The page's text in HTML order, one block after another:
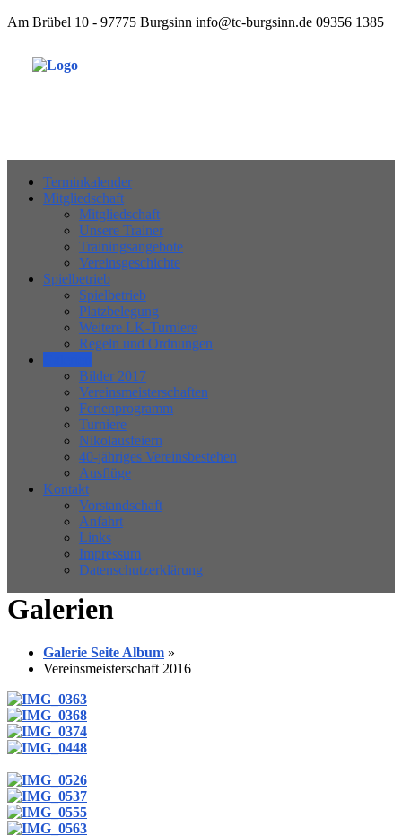
Am Brübel 10 - 97775 Burgsinn info@tc-burgsinn.de 09356 1385
Terminkalender
Mitgliedschaft
Mitgliedschaft
Unsere Trainer
Trainingsangebote
Vereinsgeschichte
Spielbetrieb
Spielbetrieb
Platzbelegung
Weitere LK-Turniere
Regeln und Ordnungen
Bilder 2017
Vereinsmeisterschaften
Ferienprogramm
Turniere
Nikolausfeiern
40-jähriges Vereinsbestehen
Ausflüge
Kontakt
Vorstandschaft
Anfahrt
Links
Impressum
Datenschutzerklärung
Galerien
Galerie Seite Album »
Vereinsmeisterschaft 2016